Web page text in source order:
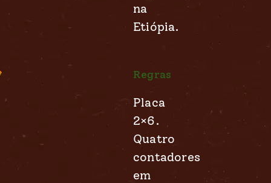
na
Etiópia.
Regras
Placa
2×6.
Quatro
contadores
em